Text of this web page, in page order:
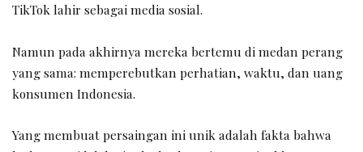
TikTok lahir sebagai media sosial.
Namun pada akhirnya mereka bertemu di medan perang
yang sama: memperebutkan perhatian, waktu, dan uang
konsumen Indonesia.
Yang membuat persaingan ini unik adalah fakta bahwa